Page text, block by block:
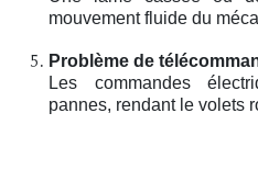
mouvement fluide du
Problème de
Les commandes
pannes, rendant le volets